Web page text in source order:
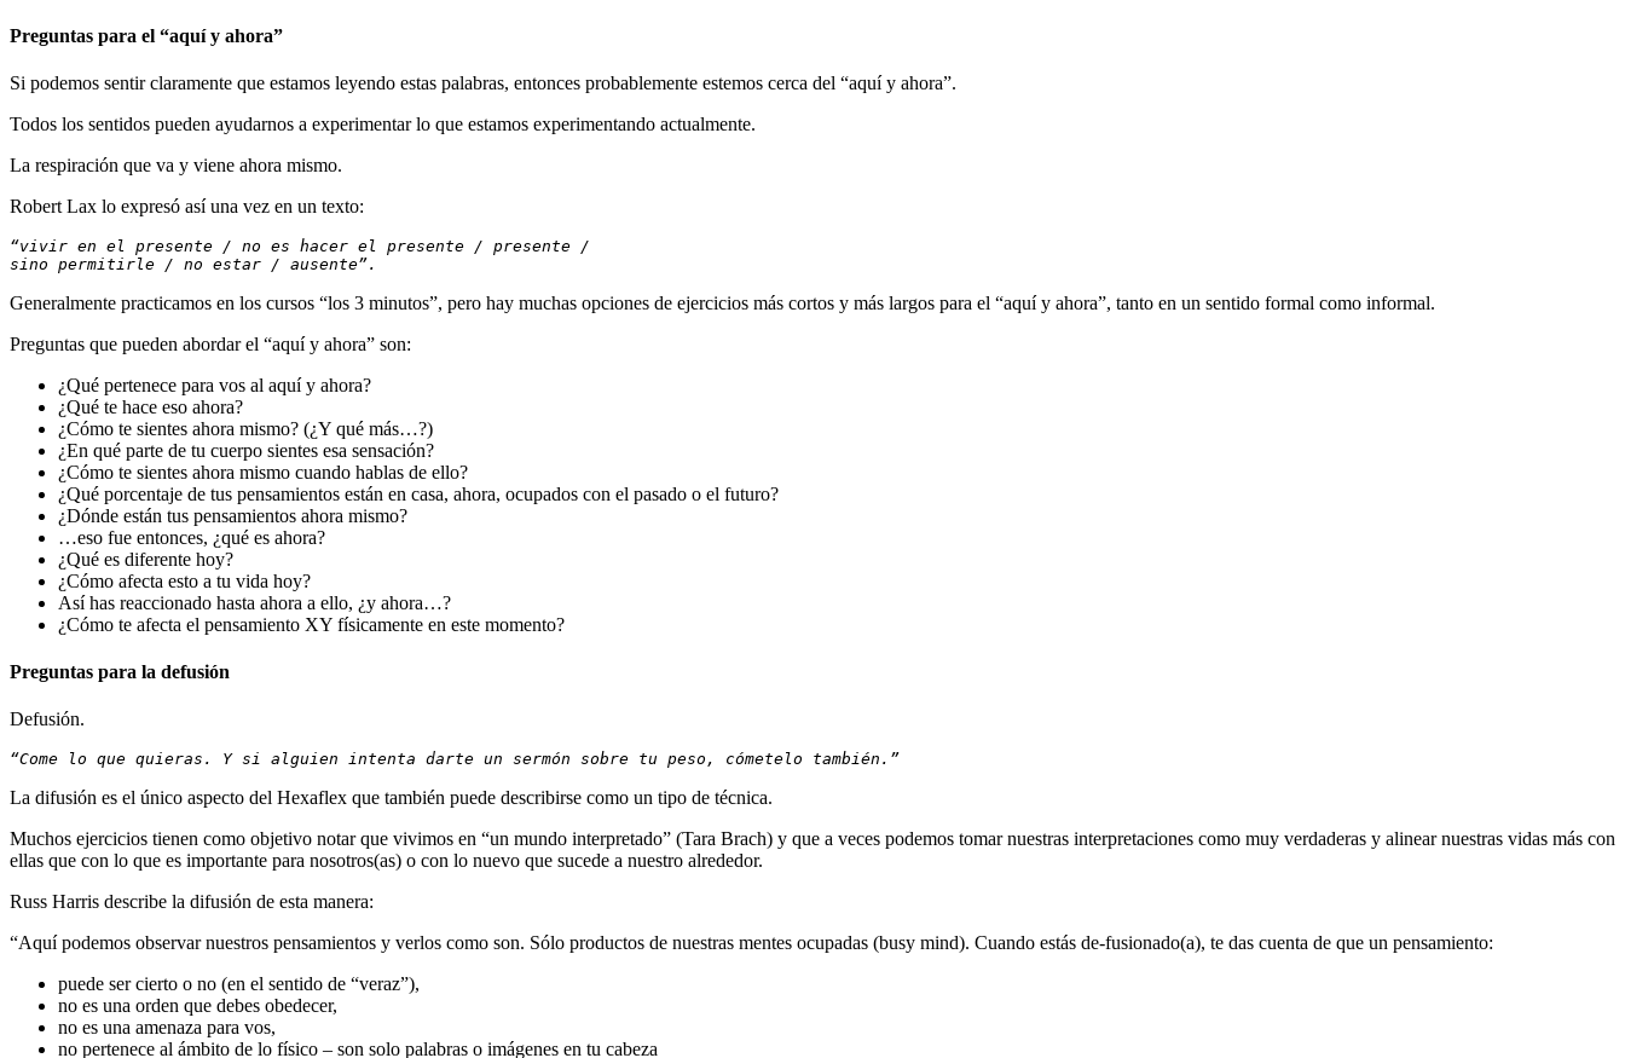
Preguntas para el “aquí y ahora”
Si podemos sentir claramente que estamos leyendo estas palabras, entonces probablemente estemos cerca del “aquí y ahora”.
Todos los sentidos pueden ayudarnos a experimentar lo que estamos experimentando actualmente.
La respiración que va y viene ahora mismo.
Robert Lax lo expresó así una vez en un texto:
“vivir en el presente / no es hacer el presente / presente /
sino permitirle / no estar / ausente”.
Generalmente practicamos en los cursos “los 3 minutos”, pero hay muchas opciones de ejercicios más cortos y más largos para el “aquí y ahora”, tanto en un sentido formal como informal.
Preguntas que pueden abordar el “aquí y ahora” son:
¿Qué pertenece para vos al aquí y ahora?
¿Qué te hace eso ahora?
¿Cómo te sientes ahora mismo? (¿Y qué más…?)
¿En qué parte de tu cuerpo sientes esa sensación?
¿Cómo te sientes ahora mismo cuando hablas de ello?
¿Qué porcentaje de tus pensamientos están en casa, ahora, ocupados con el pasado o el futuro?
¿Dónde están tus pensamientos ahora mismo?
…eso fue entonces, ¿qué es ahora?
¿Qué es diferente hoy?
¿Cómo afecta esto a tu vida hoy?
Así has reaccionado hasta ahora a ello, ¿y ahora…?
¿Cómo te afecta el pensamiento XY físicamente en este momento?
Preguntas para la defusión
Defusión.
“Come lo que quieras. Y si alguien intenta darte un sermón sobre tu peso, cómetelo también.”
La difusión es el único aspecto del Hexaflex que también puede describirse como un tipo de técnica.
Muchos ejercicios tienen como objetivo notar que vivimos en “un mundo interpretado” (Tara Brach) y que a veces podemos tomar nuestras interpretaciones como muy verdaderas y alinear nuestras vidas más con
ellas que con lo que es importante para nosotros(as) o con lo nuevo que sucede a nuestro alrededor.
Russ Harris describe la difusión de esta manera:
“Aquí podemos observar nuestros pensamientos y verlos como son. Sólo productos de nuestras mentes ocupadas (busy mind). Cuando estás de-fusionado(a), te das cuenta de que un pensamiento:
puede ser cierto o no (en el sentido de “veraz”),
no es una orden que debes obedecer,
no es una amenaza para vos,
no pertenece al ámbito de lo físico – son solo palabras o imágenes en tu cabeza